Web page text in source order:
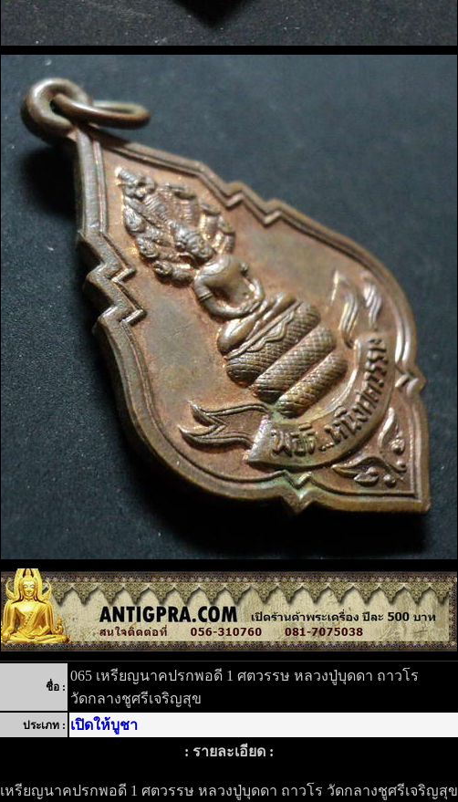
ชื่อ :
065 เหรียญนาคปรกพอดี 1 ศตวรรษ หลวงปู่บุดดา ถาวโร
วัดกลางชูศรีเจริญสุข
ประเภท : เปิดให้บูชา
: รายละเอียด :
เหรียญนาคปรกพอดี 1 ศตวรรษ หลวงปู่บุดดา ถาวโร วัดกลางชูศรีเจริญสุข